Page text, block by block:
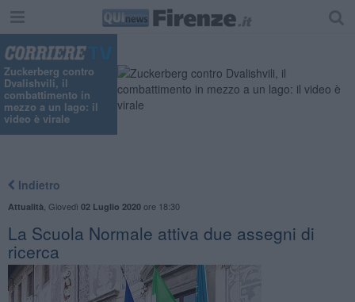
Zuckerberg contro
Dvalishvili, il
combattimento in
mezzo a un lago: il
video è virale
Indietro
Attualità Giovedì 02 Luglio 2020ore 18:30
La Scuola Normale attiva due assegni di
ricerca